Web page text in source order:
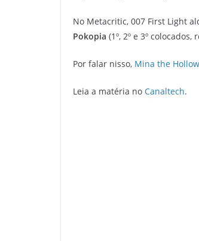
No Metacritic, 007 First Light
Pokopia (1º, 2º e 3º
Por falar nisso, Mina the
Leia a matéria no Canaltech.